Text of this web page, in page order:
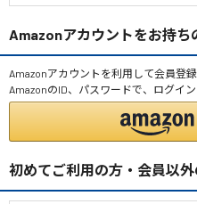
Amazonアカウントをお持ち
Amazonアカウントを利用して会員登録
AmazonのID、パスワードで、ログイン
初めてご利用の方・会員以